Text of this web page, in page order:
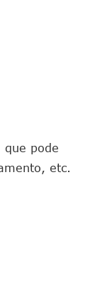
que pode
etc.